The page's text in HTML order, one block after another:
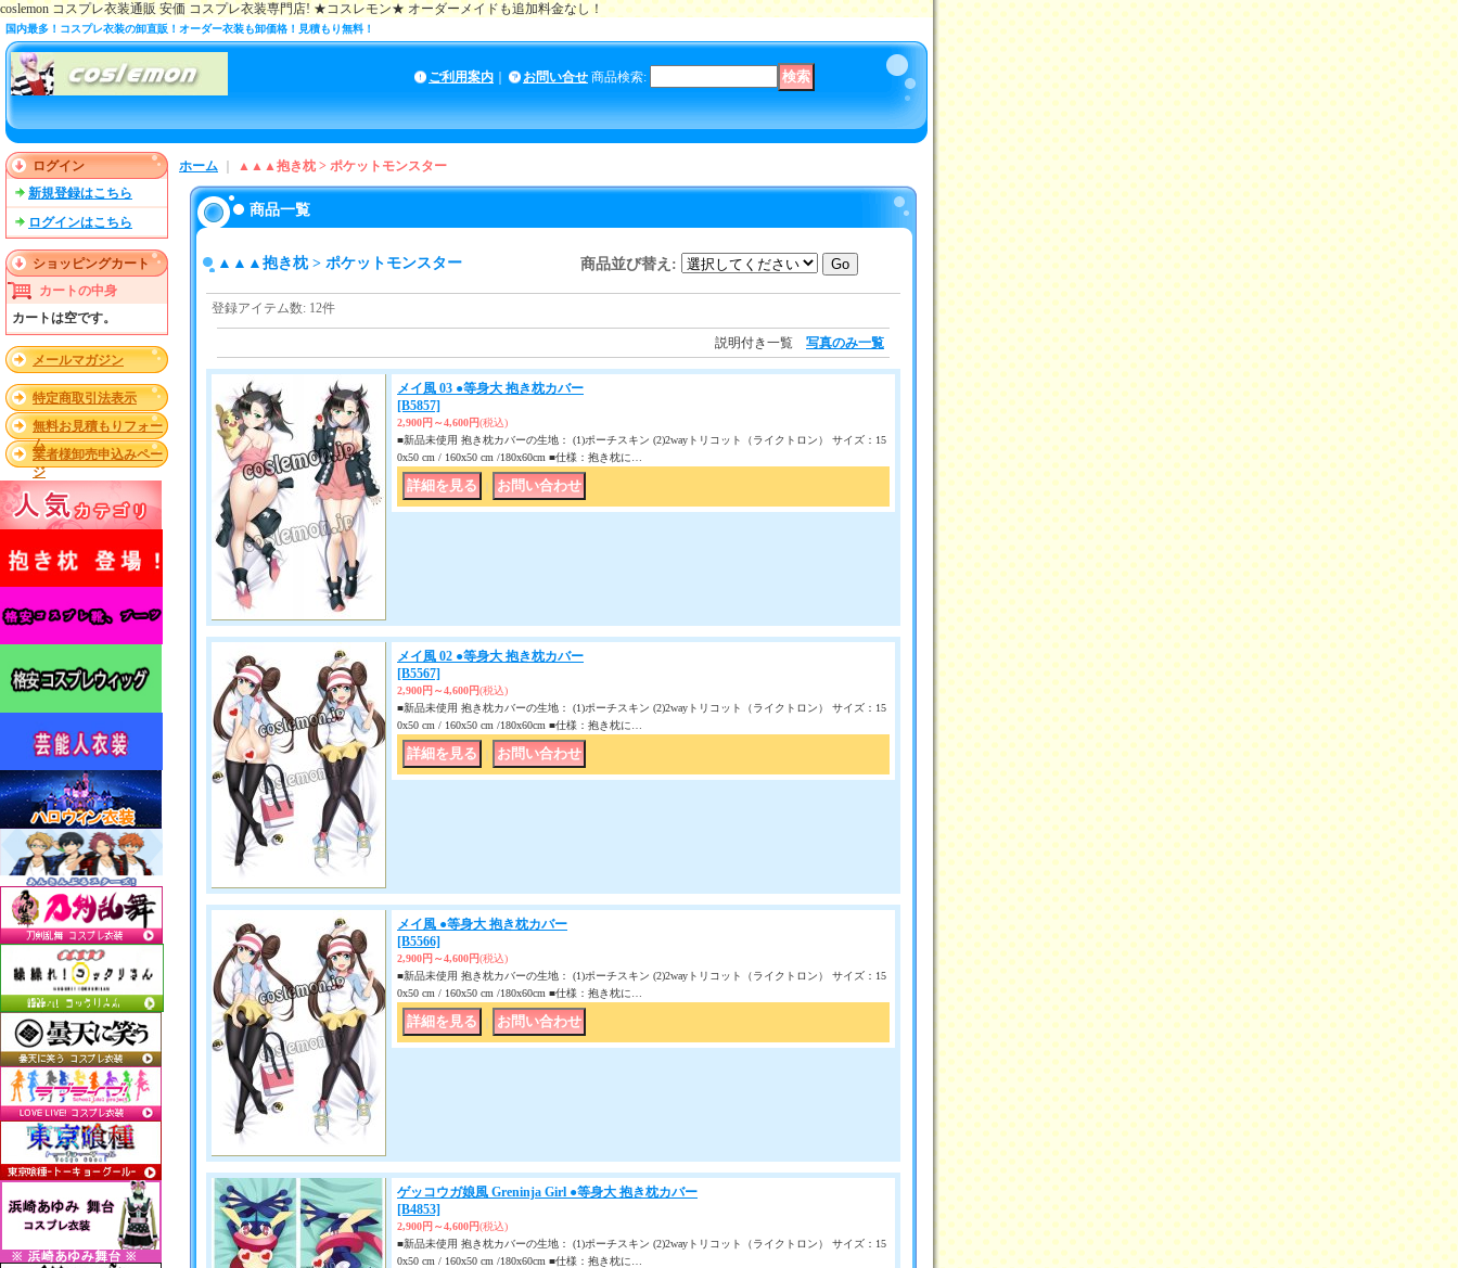
coslemon コスプレ衣装通販 安価 コスプレ衣装専門店! ★コスレモン★ オーダーメイドも追加料金なし！
国内最多！コスプレ衣装の卸直販！オーダー衣装も卸価格！見積もり無料！
ご利用案内 お問い合せ 商品検索:
ログイン
新規登録はこちら
ログインはこちら
ショッピングカート
カートの中身
カートは空です。
メールマガジン
特定商取引法表示
無料お見積もりフォー
ム
業者様卸売申込みペー
ジ
ホーム ▲▲▲抱き枕 > ポケットモンスター
商品一覧
▲▲▲抱き枕 > ポケットモンスター 商品並び替え :
登録アイテム数: 12件
説明付き一覧 写真のみ一覧
メイ風 03 ●等身大 抱き枕カバー
[B5857]
2,900円～4,600円(税込)
■新品未使用 抱き枕カバーの生地： (1)ポーチスキン (2)2wayトリコット（ライクトロン） サイズ：15
0x50 cm / 160x50 cm /180x60cm ■仕様：抱き枕に…
メイ風 02 ●等身大 抱き枕カバー
[B5567]
2,900円～4,600円(税込)
■新品未使用 抱き枕カバーの生地： (1)ポーチスキン (2)2wayトリコット（ライクトロン） サイズ：15
0x50 cm / 160x50 cm /180x60cm ■仕様：抱き枕に…
メイ風 ●等身大 抱き枕カバー
[B5566]
2,900円～4,600円(税込)
■新品未使用 抱き枕カバーの生地： (1)ポーチスキン (2)2wayトリコット（ライクトロン） サイズ：15
0x50 cm / 160x50 cm /180x60cm ■仕様：抱き枕に…
ゲッコウガ娘風 Greninja Girl ●等身大 抱き枕カバー
[B4853]
2,900円～4,600円(税込)
■新品未使用 抱き枕カバーの生地： (1)ポーチスキン (2)2wayトリコット（ライクトロン） サイズ：15
0x50 cm / 160x50 cm /180x60cm ■仕様：抱き枕に…